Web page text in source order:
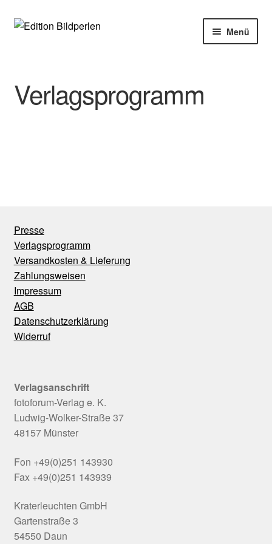
Zur
Zum
Menü
Bücher
Verlagsprogramm
Presse
Verlagsprogramm
Versandkosten & Lieferung
Zahlungsweisen
Impressum
AGB
Datenschutzerklärung
Widerruf
Verlagsanschrift
fotoforum-Verlag e. K.
Ludwig-Wolker-Straße 37
48157 Münster
Fon +49(0)251 143930
Fax +49(0)251 143939
Kraterleuchten GmbH
Gartenstraße 3
54550 Daun